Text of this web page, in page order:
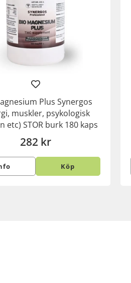
Plus Synergos
muskler, psykologisk
etc) STOR burk 180 kaps
282 kr
Köp